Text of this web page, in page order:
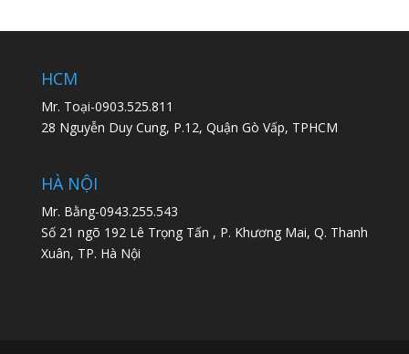
HCM
Mr. Toại-0903.525.811
28 Nguyễn Duy Cung, P.12, Quận Gò Vấp, TPHCM
HÀ NỘI
Mr. Bằng-0943.255.543
Số 21 ngõ 192 Lê Trọng Tấn , P. Khương Mai, Q. Thanh
Xuân, TP. Hà Nội